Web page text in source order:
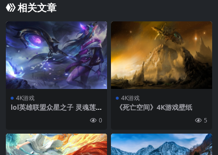
相关文章
4K游戏
lol英雄联盟众星之子 灵魂莲
0
4K游戏
《死亡空间》4K游戏壁纸
5